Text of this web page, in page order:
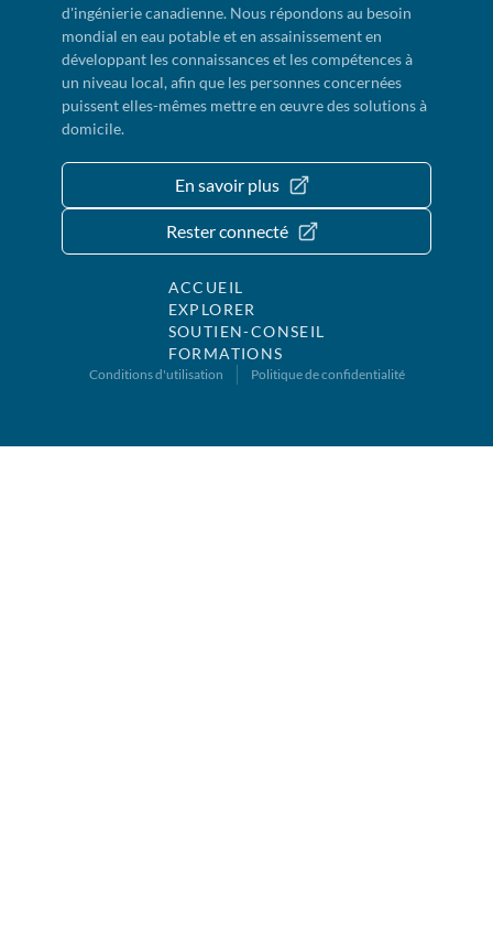
d'ingénierie canadienne. Nous répondons au besoin
mondial en eau potable et en assainissement en
développant les connaissances et les compétences à
un niveau local, afin que les personnes concernées
puissent elles-mêmes mettre en œuvre des solutions à
domicile.
En savoir plus
Rester connecté
ACCUEIL
EXPLORER
SOUTIEN-CONSEIL
FORMATIONS
Conditions d'utilisation Politique de confidentialité